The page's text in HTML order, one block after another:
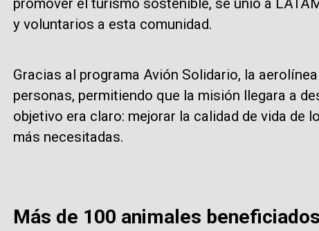
promover el turismo sostenible, se unió a
y voluntarios a esta comunidad.
Gracias al programa Avión Solidario, la
personas, permitiendo que la misión llegara a
objetivo era claro: mejorar la calidad de vida de
más necesitadas.
Más de 100 animales